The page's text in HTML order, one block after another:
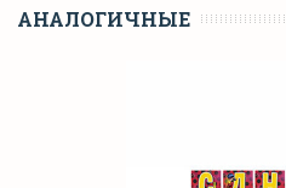
АНАЛОГИЧНЫЕ